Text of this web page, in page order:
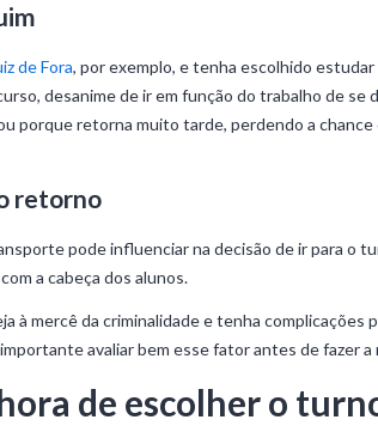
de Fora, por exemplo, e tenha escolhido
desanime de ir em função do trabalho de se
porque retorna muito tarde, perdendo a chance
retorno
pode influenciar na decisão de ir para o
a cabeça dos alunos.
à mercê da criminalidade e tenha complicações
avaliar bem esse fator antes de fazer a
de escolher o